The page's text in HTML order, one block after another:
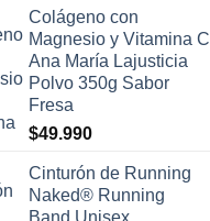
Colágeno con
Magnesio y Vitamina C
Ana María Lajusticia
Polvo 350g Sabor
Fresa
$49.990
Cinturón de Running
Naked® Running
Band Unisex